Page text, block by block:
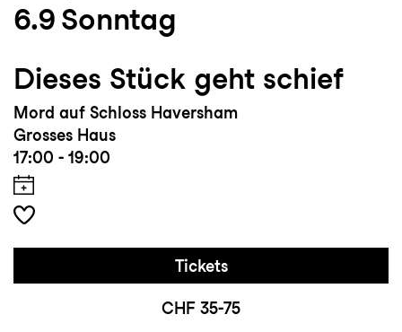
6.9 Sonntag
Dieses Stück geht schief
Mord auf Schloss Haversham
Grosses Haus
17:00 - 19:00
Tickets
CHF 35-75